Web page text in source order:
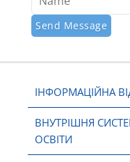
ІНФОРМАЦІЙНА
ВНУТРІШНЯ
ОСВІТИ